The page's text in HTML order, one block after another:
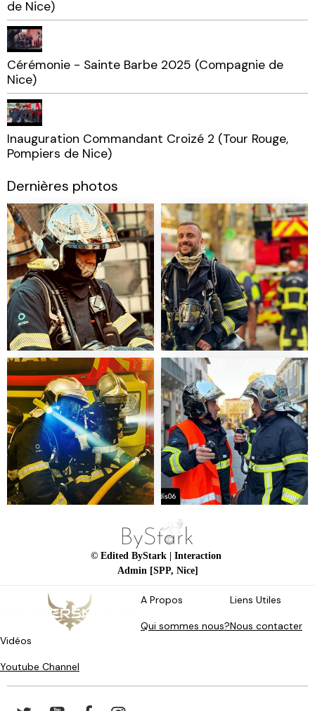
de Nice)
Cérémonie - Sainte Barbe 2025 (Compagnie de
Nice)
Inauguration Commandant Croizé 2 (Tour Rouge,
Pompiers de Nice)
Dernières photos
© Edited ByStark | Interaction
Admin [SPP, Nice]
A Propos
Qui sommes nous?
Liens Utiles
Nous contacter
Vidéos
Youtube Channel